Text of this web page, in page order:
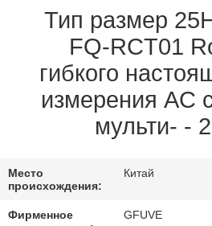
НОВОСТИ
СПРОСИТЕ
ЦИТАТУ
САЙТА
PRIVACY
Тип размер
FQ-RCT01
гибкого
измерения AC
мульти- -
Место
происхождения:
Китай
Фирменное
GFUVE